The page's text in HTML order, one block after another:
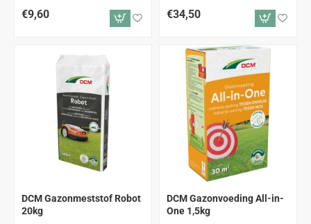
€9,60 €34,50
DCM Gazonmeststof Robot
20kg
DCM Gazonvoeding All-in-
One 1,5kg